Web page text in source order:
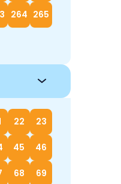
264 265
22 23
45 46
68 69